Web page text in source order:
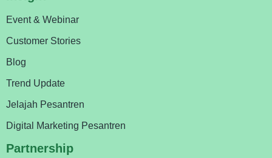
Event & Webinar
Customer Stories
Blog
Trend Update
Jelajah Pesantren
Digital Marketing Pesantren
Partnership